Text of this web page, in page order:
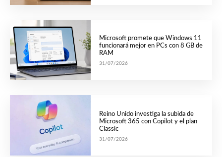
Microsoft promete que Windows 11
funcionará mejor en PCs con 8 GB de
RAM
31/07/2026
Reino Unido investiga la subida de
Microsoft 365 con Copilot y el plan
Classic
31/07/2026